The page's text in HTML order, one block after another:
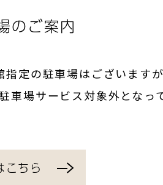
のご案内
定の駐車場はございますが
車場サービス対象外となっ
こちら